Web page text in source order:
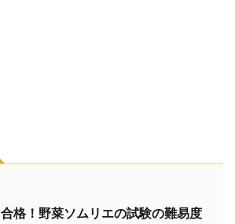
合格！野菜ソムリエの試験の難易度